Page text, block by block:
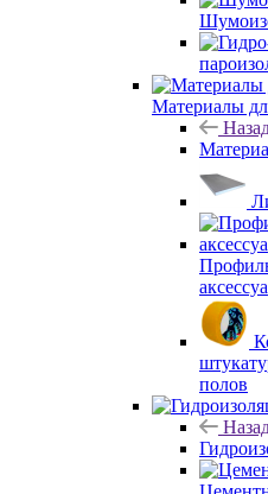
Материалы
полов